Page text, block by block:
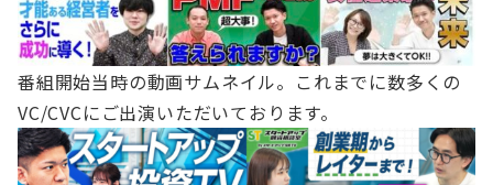
番組開始当時の動画サムネイル。これまでに数多くの
VC/CVCにご出演いただいております。